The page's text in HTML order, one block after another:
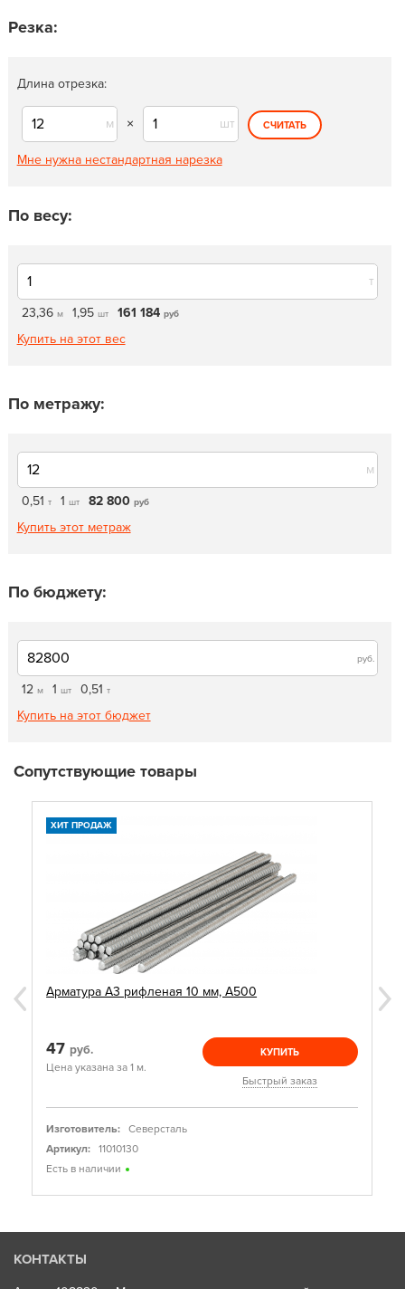
Резка:
Длина отрезка:
м × шт СЧИТАТЬ
Мне нужна нестандартная нарезка
По весу:
т
23,36 м 1,95 шт 161 184 руб
Купить на этот вес
По метражу:
м
0,51 т 1 шт 82 800 руб
Купить этот метраж
По бюджету:
руб.
12 м 1 шт 0,51 т
Купить на этот бюджет
Сопутствующие товары
ХИТ ПРОДАЖ
Арматура А3 рифленая 10 мм, А500
47 руб.
Цена указана за 1 м.
КУПИТЬ
Быстрый заказ
Изготовитель:
Северсталь
Артикул:
11010130
Есть в наличии
КОНТАКТЫ